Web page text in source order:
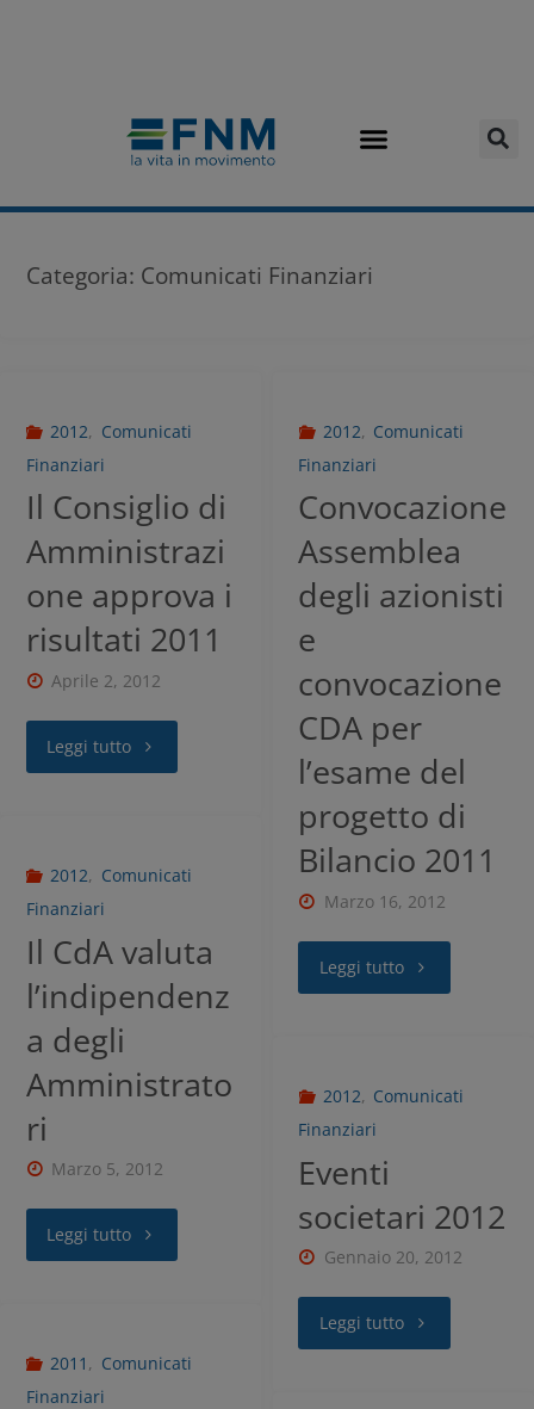
Categoria: Comunicati Finanziari
2012, Comunicati
Finanziari
Il Consiglio di
Amministrazi
one approva i
risultati 2011
Aprile 2, 2012
Leggi tutto
2012, Comunicati
Finanziari
Convocazione
Assemblea
degli azionisti
e
convocazione
CDA per
l’esame del
progetto di
Bilancio 2011
Marzo 16, 2012
Leggi tutto
2012, Comunicati
Finanziari
Il CdA valuta
l’indipendenz
a degli
Amministrato
ri
Marzo 5, 2012
Leggi tutto
2012, Comunicati
Finanziari
Eventi
societari 2012
Gennaio 20, 2012
Leggi tutto
2011 , Comunicati
Finanziari